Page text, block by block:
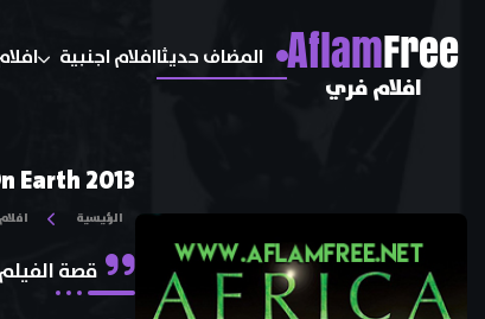
AflamFree
افلام فري
المضاف حديثاافلام اجنبية
Earth 2013
الرئيسية
قصة الفيلم